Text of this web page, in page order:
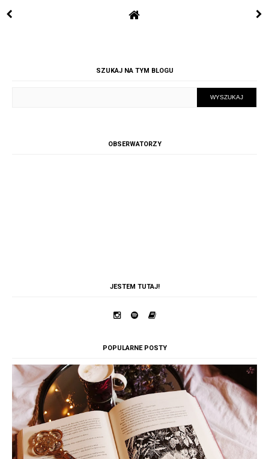
SZUKAJ NA TYM BLOGU
OBSERWATORZY
JESTEM TUTAJ!
POPULARNE POSTY